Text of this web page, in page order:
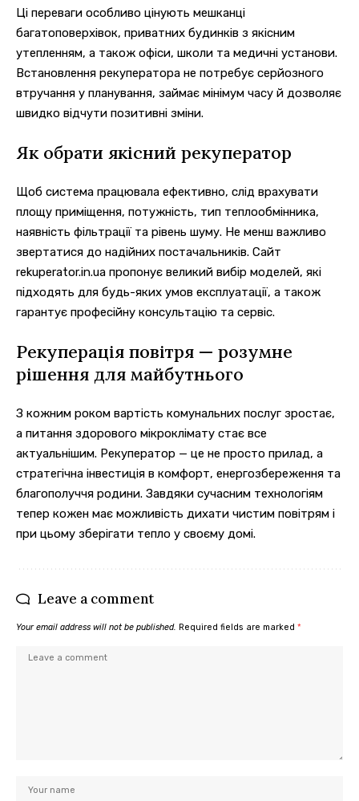
Ці переваги особливо цінують мешканці
багатоповерхівок, приватних будинків з якісним
утепленням, а також офіси, школи та медичні установи.
Встановлення рекуператора не потребує серйозного
втручання у планування, займає мінімум часу й дозволяє
швидко відчути позитивні зміни.
Як обрати якісний рекуператор
Щоб система працювала ефективно, слід врахувати
площу приміщення, потужність, тип теплообмінника,
наявність фільтрації та рівень шуму. Не менш важливо
звертатися до надійних постачальників. Сайт
rekuperator.in.ua пропонує великий вибір моделей, які
підходять для будь-яких умов експлуатації, а також
гарантує професійну консультацію та сервіс.
Рекуперація повітря — розумне
рішення для майбутнього
З кожним роком вартість комунальних послуг зростає,
а питання здорового мікроклімату стає все
актуальнішим. Рекуператор — це не просто прилад, а
стратегічна інвестиція в комфорт, енергозбереження та
благополуччя родини. Завдяки сучасним технологіям
тепер кожен має можливість дихати чистим повітрям і
при цьому зберігати тепло у своєму домі.
Leave a comment
Your email address will not be published. Required fields are marked *